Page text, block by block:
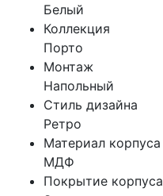
Белый
Коллекция
Порто
Монтаж
Напольный
Стиль дизайна
Ретро
Материал корпуса
МДФ
Покрытие корпуса